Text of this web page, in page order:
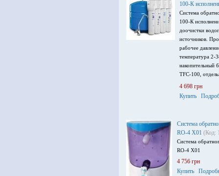
100-К
Система
100-К
доочистки
источников.
рабочее
температура 2-
накопительный
TFC-100,
воды.
4 698 грн
Купить
Система
RO-4 X01 (Код:
Система
RO-4 X01
4 756 грн
Купить